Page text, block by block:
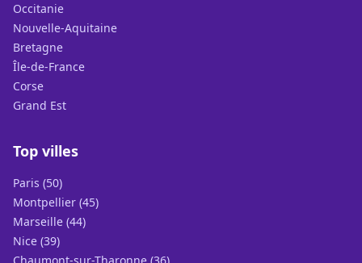
Occitanie
Nouvelle-Aquitaine
Bretagne
Île-de-France
Corse
Grand Est
Top villes
Paris (50)
Montpellier (45)
Marseille (44)
Nice (39)